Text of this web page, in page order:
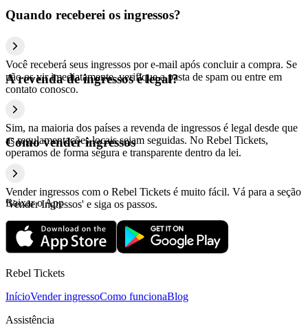
Quando receberei os ingressos?
Você receberá seus ingressos por e-mail após concluir a compra. Se
não os vir imediatamente, verifique a pasta de spam ou entre em
contato conosco.
A revenda de ingressos é legal?
Sim, na maioria dos países a revenda de ingressos é legal desde que
as regulamentações locais sejam seguidas. No Rebel Tickets,
operamos de forma segura e transparente dentro da lei.
Como vender ingressos
Vender ingressos com o Rebel Tickets é muito fácil. Vá para a seção
'Vender Ingressos' e siga os passos.
Baixar o App
Rebel Tickets
InícioVender ingressoComo funcionaBlog
Assistência